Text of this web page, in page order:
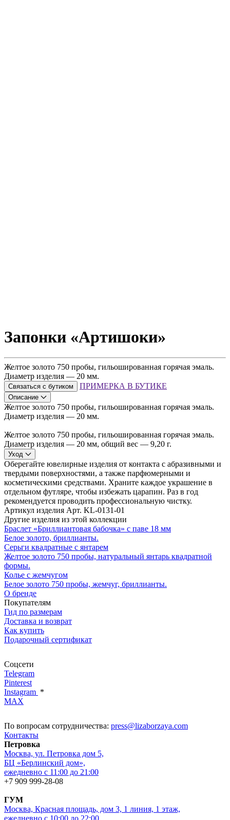
Запонки «Артишоки»
Желтое золото 750 пробы, гильошированная горячая эмаль.
Диаметр изделия — 20 мм.
Связаться с бутиком ПРИМЕРКА В БУТИКЕ
Описание
Желтое золото 750 пробы, гильошированная горячая эмаль.
Диаметр изделия — 20 мм.
Желтое золото 750 пробы, гильошированная горячая эмаль.
Диаметр изделия — 20 мм, общий вес — 9,20 г.
Уход
Оберегайте ювелирные изделия от контакта с абразивными и
твердыми поверхностями, а также парфюмерными и
косметическими средствами. Храните каждое украшение в
отдельном футляре, чтобы избежать царапин. Раз в год
рекомендуется проводить профессиональную чистку.
Артикул изделия Арт. KL-0131-01
Другие изделия из этой коллекции
Браслет «Бриллиантовая бабочка» с паве 18 мм
Белое золото, бриллианты.
Серьги квадратные с янтарем
Желтое золото 750 пробы, натуральный янтарь квадратной
формы.
Колье с жемчугом
Белое золото 750 пробы, жемчуг, бриллианты.
О бренде
Покупателям
Гид по размерам
Доставка и возврат
Как купить
Подарочный сертификат
Соцсети
Telegram
Pinterest
Instagram *
MAX
По вопросам сотрудничества: press@lizaborzaya.com
Контакты
Петровка
Москва, ул. Петровка дом 5,
БЦ «Берлинский дом»,
ежедневно с 11:00 до 21:00
+7 909 999-28-08
ГУМ
Москва, Красная площадь, дом 3, 1 линия, 1 этаж,